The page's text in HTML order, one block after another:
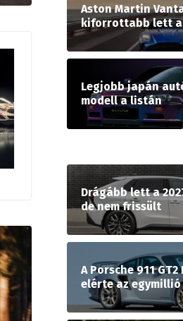
Aston Martin
kiforrottabb lett a
Legjobb japán
modell a listán
Drágább lett a
de nem frissült
A Porsche 911
elérte az